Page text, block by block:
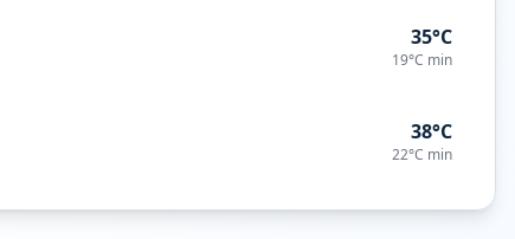
35°C
19°C min
38°C
22°C min